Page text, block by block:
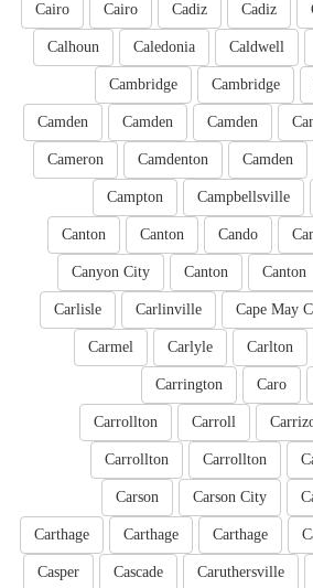
Cadiz
Cadiz
Cairo
Cairo
Caldwell
Caledonia
Calhoun
Cambridge
Cambridge
Camden
Camden
Camden
Camden
Camdenton
Cameron
Campbellsville
Campton
Cando
Canton
Canton
Canton
Canton
Canyon City
Cape May
Carlinville
Carlisle
Carlton
Carlyle
Carmel
Caro
Carrington
Carroll
Carrollton
Carrollton
Carrollton
Carson City
Carson
Carthage
Carthage
Carthage
Caruthersville
Cascade
Casper